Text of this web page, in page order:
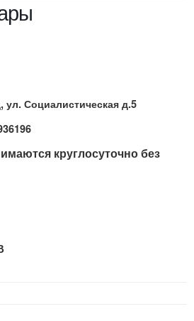
ул. Социалистическая д.5
круглосуточно без